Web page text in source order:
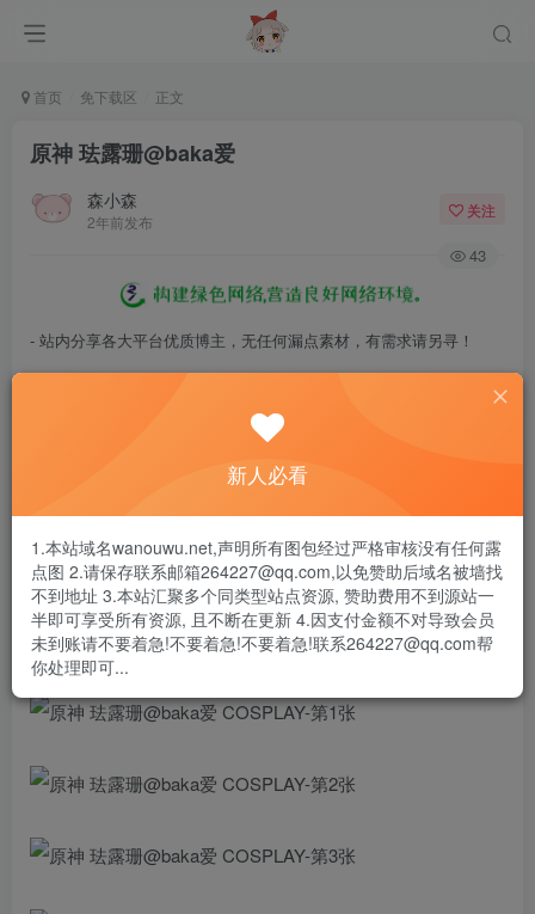
首页 免下载区 正文
原神 珐露珊@baka爱
森小森
2年前发布
关注
43
- 站内分享各大平台优质博主，无任何漏点素材，有需求请另寻！
- 百度网盘提示提取码错误，请更换浏览器重试，这是百度网盘版本问
- 遇见解压密码不对、无法解压，请查看
- 资源失效/充值未到账/账号解禁...等问题请《提交工单》
#原神fes##珐露珊#
年纪大 听不见 先叫声甜妹听听吧
📷@JZE邻居 ​​​
新人必看
1.本站域名wanouwu.net,声明所有图包经过严格审核没有任何露
点图 2.请保存联系邮箱264227@qq.com,以免赞助后域名被墙找
不到地址 3.本站汇聚多个同类型站点资源, 赞助费用不到源站一
半即可享受所有资源, 且不断在更新 4.因支付金额不对导致会员
未到账请不要着急!不要着急!不要着急!联系264227@qq.com帮
你处理即可...